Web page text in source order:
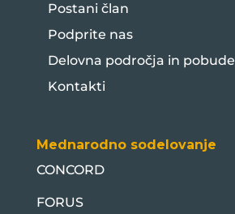
Postani član
Podprite nas
Delovna področja in pobude
Kontakti
Mednarodno sodelovanje
CONCORD
FORUS